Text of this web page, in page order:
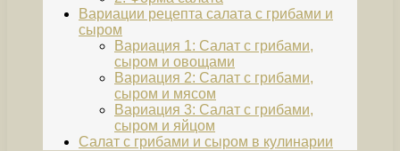
Вариации рецепта салата с грибами и
сыром
Вариация 1: Салат с грибами,
сыром и овощами
Вариация 2: Салат с грибами,
сыром и мясом
Вариация 3: Салат с грибами,
сыром и яйцом
Салат с грибами и сыром в кулинарии